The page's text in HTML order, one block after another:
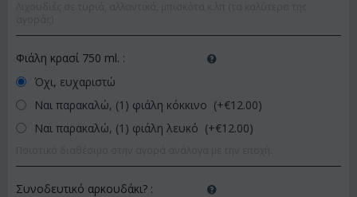
Φιάλη κρασί 750 ml. :
Όχι, ευχαριστώ
Ναι παρακαλώ, (1) φιάλη κόκκινο (+€12.00)
Ναι παρακαλώ, (1) φιάλη λευκό (+€12.00)
Συνοδευτικό αρκουδάκι? :